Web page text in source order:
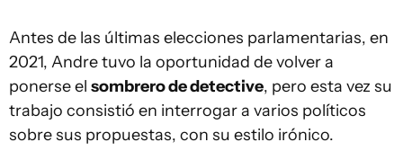
Antes de las últimas elecciones parlamentarias, en
2021, Andre tuvo la oportunidad de volver a
ponerse el sombrero de detective, pero esta vez su
trabajo consistió en interrogar a varios políticos
sobre sus propuestas, con su estilo irónico.